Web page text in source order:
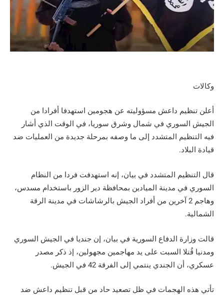
وكالات
أعلن تنظيم داعش مسؤوليته عن هجومين استهدفا أفرادا من
الجيش السوري في شمال وشرق سوريا، في الوقت الذي أشار
فيه التنظيم المتشدد إلى ما وصفه بمرحلة جديدة من العمليات ضد
قيادة البلاد.
قال التنظيم المتشدد في بيان، إنه استهدفت فردا من النظام
السوري في مدينة الميادين بمحافظة دير الزور باستخدام مسدس،
وهاجم 2 آخرين من أفراد الجيش بالرشاشات في مدينة الرقة
الشمالية.
قالت وزارة الدفاع السورية في بيان، إن جنديا في الجيش السوري
ومدنيا قُتلا السبت على يد مهاجمين مجهولين، إذ ذكر مصدر
عسكري، أن الجندي ينتمي إلى الفرقة 42 في الجيش.
تأتي هذه الهجمات في ظل تصعيد حاد من قبل تنظيم داعش ضد